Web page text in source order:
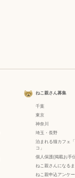
ねこ親さん募集
千葉
東京
神奈川
埼玉・長野
泊まれる猫カフェ
コ」
個人保護(掲載お手
ねこ親さんになる
ねこ親申込アンケ